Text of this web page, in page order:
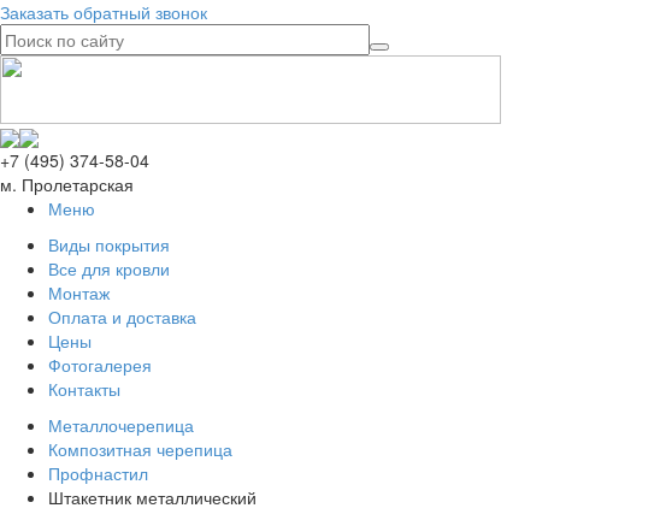
Заказать обратный звонок
+7 (495) 374-58-04
м. Пролетарская
Меню
Виды покрытия
Все для кровли
Монтаж
Оплата и доставка
Цены
Фотогалерея
Контакты
Металлочерепица
Композитная черепица
Профнастил
Штакетник металлический